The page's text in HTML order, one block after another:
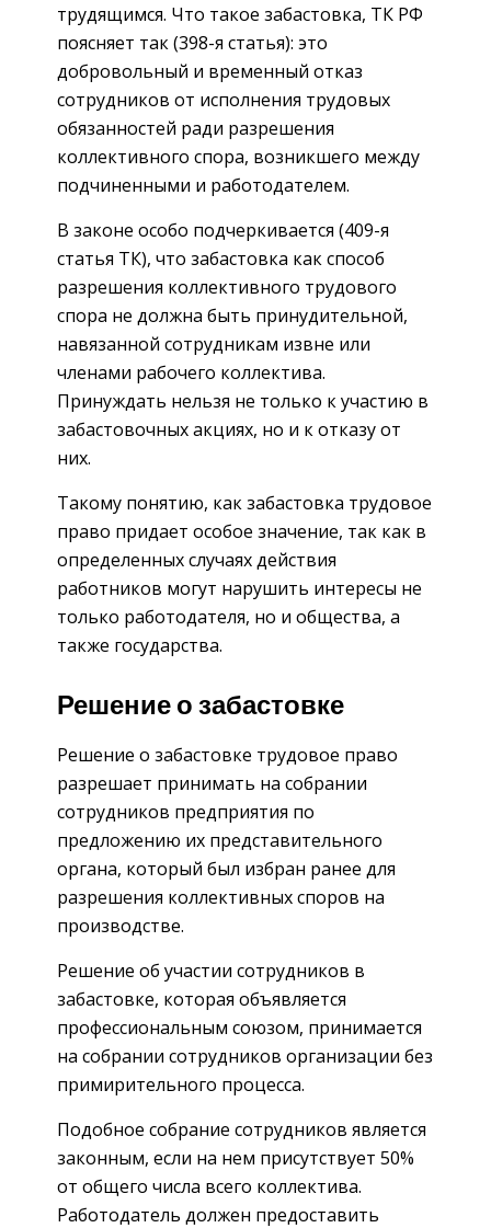
трудящимся. Что такое забастовка, ТК РФ
поясняет так (398-я статья): это
добровольный и временный отказ
сотрудников от исполнения трудовых
обязанностей ради разрешения
коллективного спора, возникшего между
подчиненными и работодателем.
В законе особо подчеркивается (409-я
статья ТК), что забастовка как способ
разрешения коллективного трудового
спора не должна быть принудительной,
навязанной сотрудникам извне или
членами рабочего коллектива.
Принуждать нельзя не только к участию в
забастовочных акциях, но и к отказу от
них.
Такому понятию, как забастовка трудовое
право придает особое значение, так как в
определенных случаях действия
работников могут нарушить интересы не
только работодателя, но и общества, а
также государства.
Решение о забастовке
Решение о забастовке трудовое право
разрешает принимать на собрании
сотрудников предприятия по
предложению их представительного
органа, который был избран ранее для
разрешения коллективных споров на
производстве.
Решение об участии сотрудников в
забастовке, которая объявляется
профессиональным союзом, принимается
на собрании сотрудников организации без
примирительного процесса.
Подобное собрание сотрудников является
законным, если на нем присутствует 50%
от общего числа всего коллектива.
Работодатель должен предоставить